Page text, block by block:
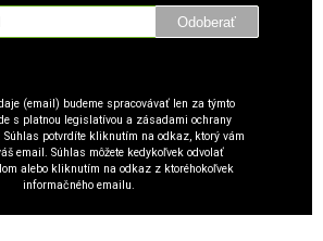
Odoberať
(email) budeme spracovávať len za týmto
s platnou legislatívou a zásadami ochrany
Súhlas potvrdíte kliknutím na odkaz, ktorý vám
email. Súhlas môžete kedykoľvek odvolať
alebo kliknutím na odkaz z ktoréhokoľvek
informačného emailu.